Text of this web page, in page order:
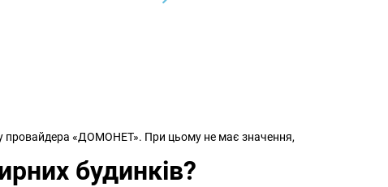
провайдера «ДОМОНЕТ». При цьому не має значення,
будинків?